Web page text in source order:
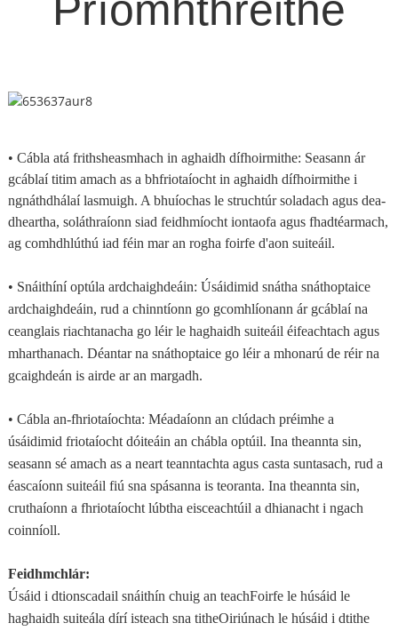
• Cábla atá frithsheasmhach in aghaidh dífhoirmithe: Seasann ár
gcáblaí titim amach as a bhfriotaíocht in aghaidh dífhoirmithe i
ngnáthdhálaí lasmuigh. A bhuíochas le struchtúr soladach agus dea-
dheartha, soláthraíonn siad feidhmíocht iontaofa agus fhadtéarmach,
ag comhdhlúthú iad féin mar an rogha foirfe d'aon suiteáil.
• Snáithíní optúla ardchaighdeáin: Úsáidimid snátha snáthoptaice
ardchaighdeáin, rud a chinntíonn go gcomhlíonann ár gcáblaí na
ceanglais riachtanacha go léir le haghaidh suiteáil éifeachtach agus
mharthanach. Déantar na snáthoptaice go léir a mhonarú de réir na
gcaighdeán is airde ar an margadh.
• Cábla an-fhriotaíochta: Méadaíonn an clúdach préimhe a
úsáidimid friotaíocht dóiteáin an chábla optúil. Ina theannta sin,
seasann sé amach as a neart teanntachta agus casta suntasach, rud a
éascaíonn suiteáil fiú sna spásanna is teoranta. Ina theannta sin,
cruthaíonn a fhriotaíocht lúbtha eisceachtúil a dhianacht i ngach
coinníoll.
Feidhmchlár:
Úsáid i dtionscadail snáithín chuig an teachFoirfe le húsáid le
haghaidh suiteála dírí isteach sna titheOiriúnach le húsáid i dtithe